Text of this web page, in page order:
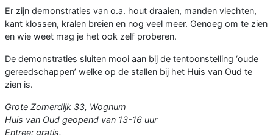
Er zijn demonstraties van o.a. hout draaien, manden vlechten,
kant klossen, kralen breien en nog veel meer. Genoeg om te zien
en wie weet mag je het ook zelf proberen.
De demonstraties sluiten mooi aan bij de tentoonstelling ‘oude
gereedschappen’ welke op de stallen bij het Huis van Oud te
zien is.
Grote Zomerdijk 33, Wognum
Huis van Oud geopend van 13-16 uur
Entree: gratis.